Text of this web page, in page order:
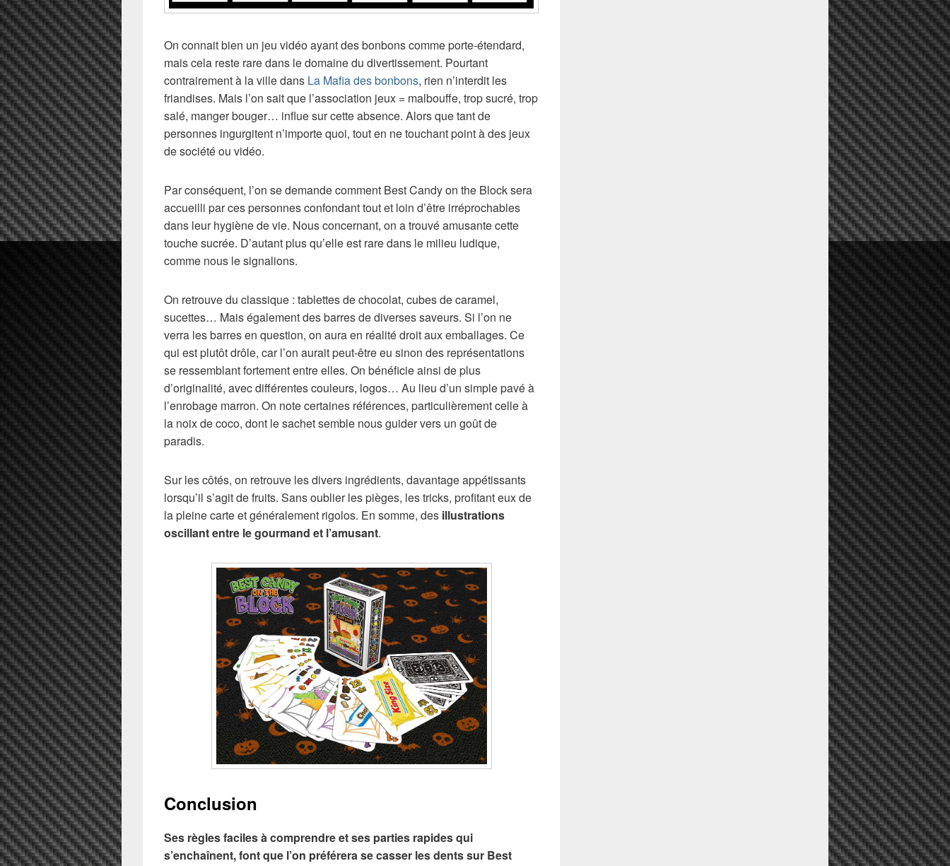
On connait bien un jeu vidéo ayant des bonbons comme porte-étendard,
mais cela reste rare dans le domaine du divertissement. Pourtant
contrairement à la ville dans La Mafia des bonbons, rien n’interdit les
friandises. Mais l’on sait que l’association jeux = malbouffe, trop sucré, trop
salé, manger bouger… influe sur cette absence. Alors que tant de
personnes ingurgitent n’importe quoi, tout en ne touchant point à des jeux
de société ou vidéo.
Par conséquent, l’on se demande comment Best Candy on the Block sera
accueilli par ces personnes confondant tout et loin d’être irréprochables
dans leur hygiène de vie. Nous concernant, on a trouvé amusante cette
touche sucrée. D’autant plus qu’elle est rare dans le milieu ludique,
comme nous le signalions.
On retrouve du classique : tablettes de chocolat, cubes de caramel,
sucettes… Mais également des barres de diverses saveurs. Si l’on ne
verra les barres en question, on aura en réalité droit aux emballages. Ce
qui est plutôt drôle, car l’on aurait peut-être eu sinon des représentations
se ressemblant fortement entre elles. On bénéficie ainsi de plus
d’originalité, avec différentes couleurs, logos… Au lieu d’un simple pavé à
l’enrobage marron. On note certaines références, particulièrement celle à
la noix de coco, dont le sachet semble nous guider vers un goût de
paradis.
Sur les côtés, on retrouve les divers ingrédients, davantage appétissants
lorsqu’il s’agit de fruits. Sans oublier les pièges, les tricks, profitant eux de
la pleine carte et généralement rigolos. En somme, des illustrations
oscillant entre le gourmand et l’amusant.
Conclusion
Ses règles faciles à comprendre et ses parties rapides qui
s’enchaînent, font que l’on préférera se casser les dents sur Best